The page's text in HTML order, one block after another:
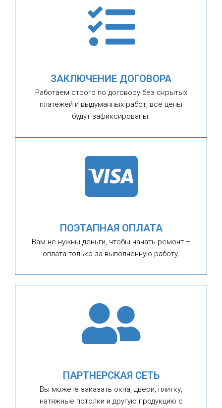
ЗАКЛЮЧЕНИЕ ДОГОВОРА
Работаем строго по договору без скрытых
платежей и выдуманных работ, все цены
будут зафиксированы.
ПОЭТАПНАЯ ОПЛАТА
Вам не нужны деньги, чтобы начать ремонт –
оплата только за выполненную работу.
ПАРТНЕРСКАЯ СЕТЬ
Вы можете заказать окна, двери, плитку,
натяжные потолки и другую продукцию с